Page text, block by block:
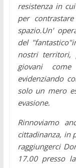
resistenza in
per
spazio.Un'
del
nostri territori,
giovani
evidenziando
solo un mero
evasione.
Rinnoviamo
cittadinanza, in
raggiungerci
17.00 presso